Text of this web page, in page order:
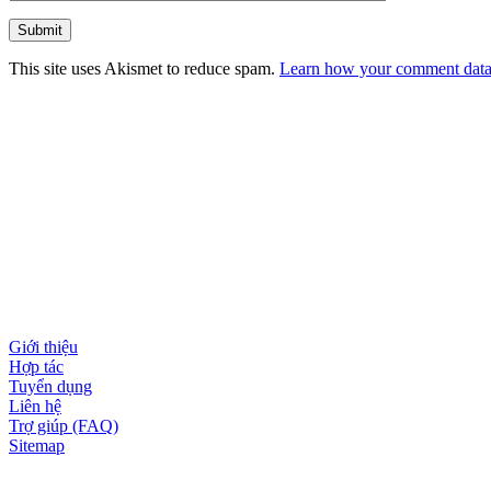
This site uses Akismet to reduce spam. Learn how your comment
Giới thiệu
Hợp tác
Tuyển dụng
Liên hệ
Trợ giúp (FAQ)
Sitemap